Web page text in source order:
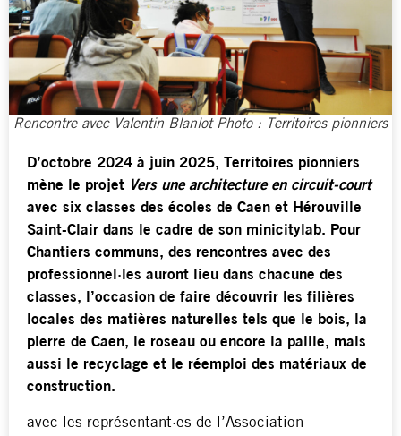
Rencontre avec Valentin Blanlot Photo : Territoires pionniers
D’octobre 2024 à juin 2025, Territoires pionniers
mène le projet Vers une architecture en circuit-court
avec six classes des écoles de Caen et Hérouville
Saint-Clair dans le cadre de son minicitylab. Pour
Chantiers communs, des rencontres avec des
professionnel·les auront lieu dans chacune des
classes, l’occasion de faire découvrir les filières
locales des matières naturelles tels que le bois, la
pierre de Caen, le roseau ou encore la paille, mais
aussi le recyclage et le réemploi des matériaux de
construction.
avec les représentant·es de l’Association